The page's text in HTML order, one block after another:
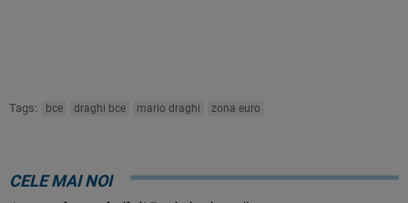
Tags: bce draghi bce mario draghi zona euro
CELE MAI NOI